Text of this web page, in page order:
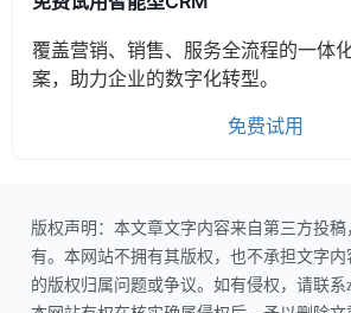
覆盖营销、销售、服务全流程的一体
案，助力企业的数字化转型。
免费试用
版权声明：本文章文字内容来自第三方投
有。本网站不拥有其版权，也不承担文字
的版权归属问题或争议。如有侵权，请联系